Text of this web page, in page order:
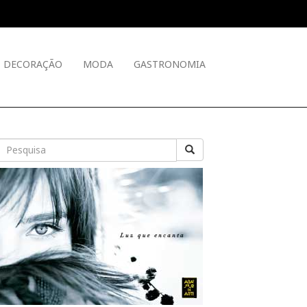
DECORAÇÃO MODA GASTRONOMIA